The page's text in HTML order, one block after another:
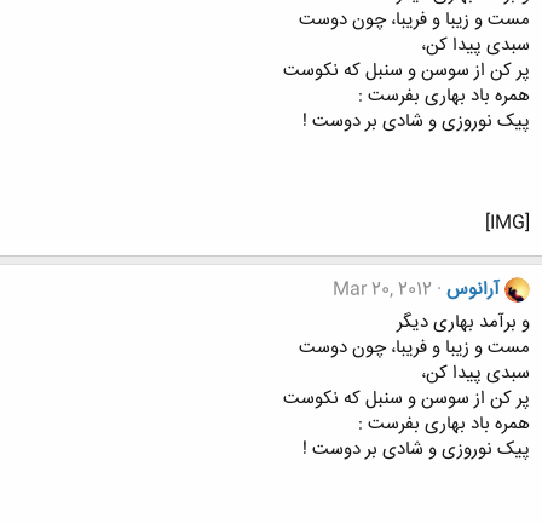
مست و زیبا و فریبا، چون دوست
سبدی پیدا کن،
پر کن از سوسن و سنبل که نکوست
همره باد بهاری بفرست :
پیک نوروزی و شادی بر دوست !
[IMG]
آرانوس Mar 20, 2012
و برآمد بهاری دیگر
مست و زیبا و فریبا، چون دوست
سبدی پیدا کن،
پر کن از سوسن و سنبل که نکوست
همره باد بهاری بفرست :
پیک نوروزی و شادی بر دوست !